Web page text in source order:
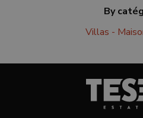
By
Villas -